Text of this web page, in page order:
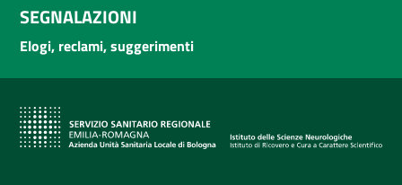
SEGNALAZIONI
Elogi, reclami, suggerimenti